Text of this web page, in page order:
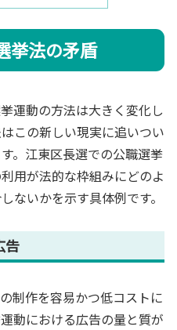
挙法の矛盾
運動の方法は大きく変化し
この新しい現実に追いつい
。江東区長選での公職選挙
用が法的な枠組みにどのよ
ないかを示す具体例です。
告
制作を容易かつ低コストに
動における広告の量と質が